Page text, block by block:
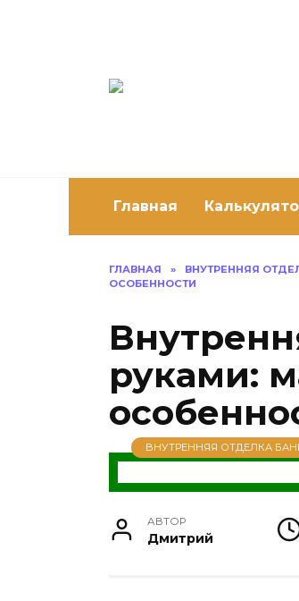
Главная
ГЛАВНАЯ » ВНУТРЕННЯЯ
ОСОБЕННОСТИ
руками:
ВНУТРЕННЯЯ ОТДЕЛКА
АВТОР
Дмитрий